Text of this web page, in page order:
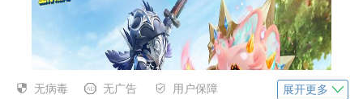
无病毒 无广告 用户保障 展开更多